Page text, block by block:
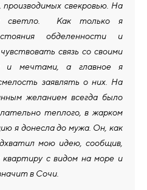
производимых свекровью. На
светло. Как только я
обделенности и
связь со своими
и мечтами, а главное я
заявлять о них. На
желанием всегда было
теплого, в жарком
я донесла до мужа. Он, как
мою идею, сообщив,
с видом на море и
в Сочи.